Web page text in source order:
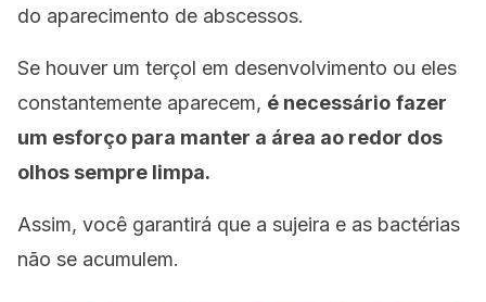
do aparecimento de abscessos.
Se houver um terçol em desenvolvimento ou eles
constantemente aparecem, é necessário fazer
um esforço para manter a área ao redor dos
olhos sempre limpa.
Assim, você garantirá que a sujeira e as bactérias
não se acumulem.